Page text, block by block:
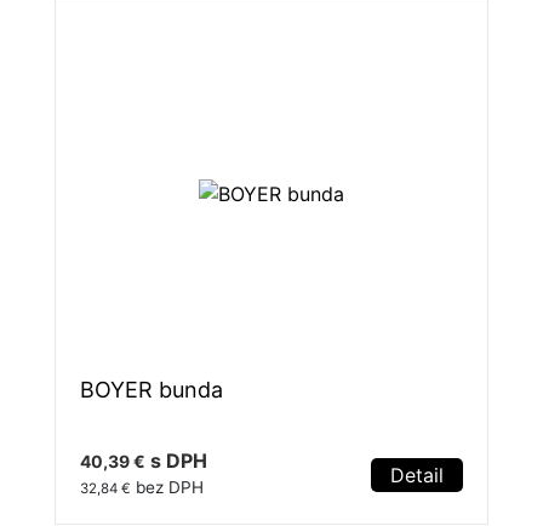
BOYER bunda
40,39 € s DPH
32,84 € bez DPH Detail